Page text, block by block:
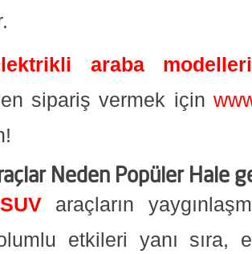
araba modelleri
sipariş vermek için
Neden Popüler Hale
araçların
etkileri yanı sıra,